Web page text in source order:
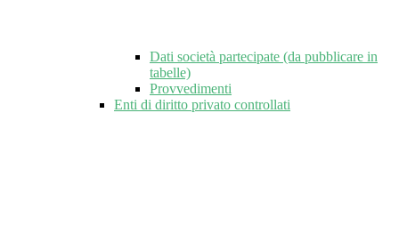
Dati società partecipate (da pubblicare in
tabelle)
Provvedimenti
Enti di diritto privato controllati